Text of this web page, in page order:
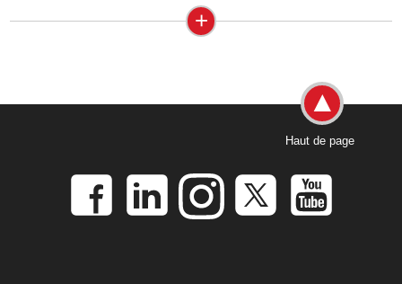
+
Haut de page